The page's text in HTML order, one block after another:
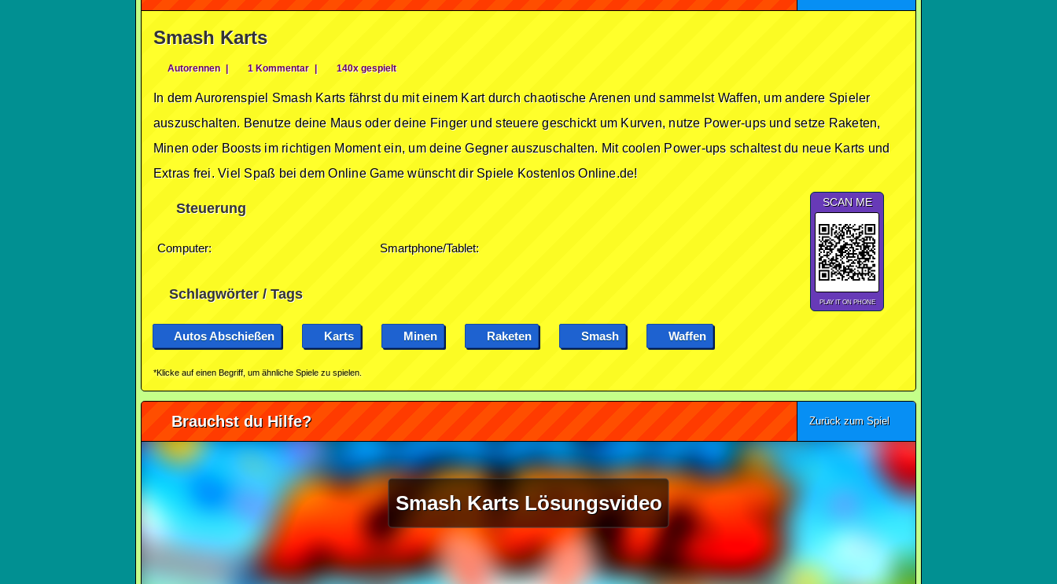
Smash Karts
Autorennen | 1 Kommentar | 140x gespielt
In dem Aurorenspiel Smash Karts fährst du mit einem Kart durch chaotische Arenen und sammelst Waffen, um andere Spieler
auszuschalten. Benutze deine Maus oder deine Finger und steuere geschickt um Kurven, nutze Power-ups und setze Raketen,
Minen oder Boosts im richtigen Moment ein, um deine Gegner auszuschalten. Mit coolen Power-ups schaltest du neue Karts und
Extras frei. Viel Spaß bei dem Online Game wünscht dir Spiele Kostenlos Online.de!
Steuerung
Computer: Smartphone/Tablet:
SCAN ME
PLAY IT ON PHONE
Schlagwörter / Tags
Autos Abschießen Karts Minen Raketen Smash Waffen
*Klicke auf einen Begriff, um ähnliche Spiele zu spielen.
Brauchst du Hilfe? Zurück zum Spiel
Smash Karts Lösungsvideo